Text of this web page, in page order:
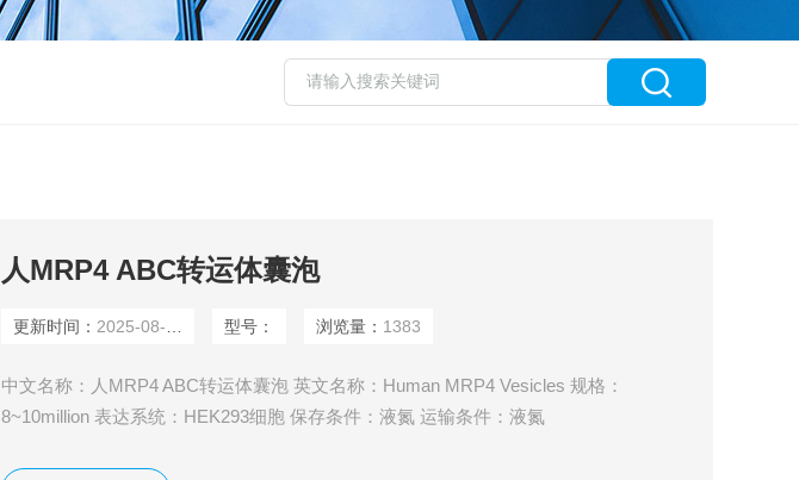
人MRP4 ABC转运体囊泡
更新时间： 2025-08-11 型号： 浏览量： 1383
中文名称：人MRP4 ABC转运体囊泡 英文名称：Human MRP4 Vesicles 规格：
8~10million 表达系统：HEK293细胞 保存条件：液氮 运输条件：液氮